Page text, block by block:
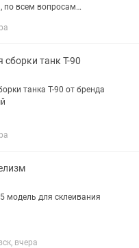
по всем вопросам
не собранная, клей и
сборки танк Т-90
танка Т-90 от бренда
модель для склеивания
вчера